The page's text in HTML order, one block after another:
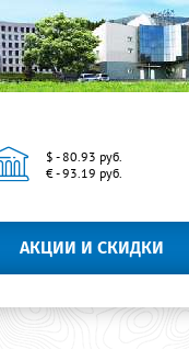
$ - 80.93 руб.
€ - 93.19 руб.
АКЦИИ И СКИДКИ